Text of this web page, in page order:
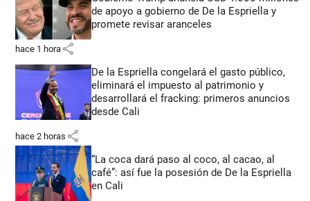
de apoyo a gobierno de De la Espriella y
promete revisar aranceles
hace 1 hora share
De la Espriella congelará el gasto público,
eliminará el impuesto al patrimonio y
desarrollará el fracking: primeros anuncios
desde Cali
hace 2 horas share
“La coca dará paso al coco, al cacao, al
café”: así fue la posesión de De la Espriella
en Cali